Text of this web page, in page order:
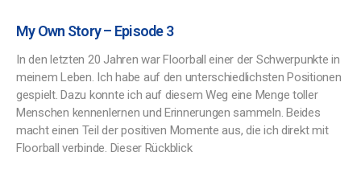
My Own Story – Episode 3
In den letzten 20 Jahren war Floorball einer der Schwerpunkte in
meinem Leben. Ich habe auf den unterschiedlichsten Positionen
gespielt. Dazu konnte ich auf diesem Weg eine Menge toller
Menschen kennenlernen und Erinnerungen sammeln. Beides
macht einen Teil der positiven Momente aus, die ich direkt mit
Floorball verbinde. Dieser Rückblick